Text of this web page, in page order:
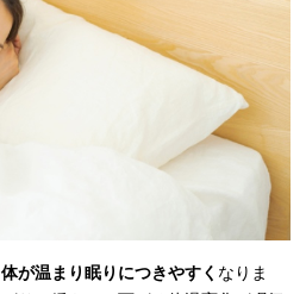
体が温まり眠りにつきやすく なりま